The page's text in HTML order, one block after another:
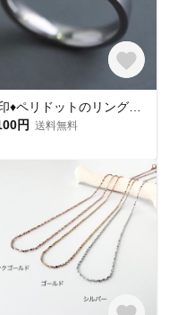
円 送料無料